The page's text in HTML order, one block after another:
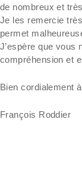
de nombreux et
Je les remercie
permet
J’espère que vous
compréhension et
Bien cordialement
François Roddier